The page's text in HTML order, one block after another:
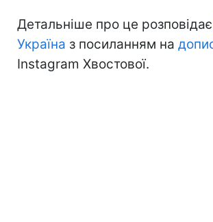
Детальніше про це розповідає
Україна з посиланням на
Instagram Хвостової.